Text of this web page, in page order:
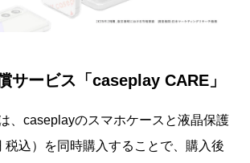
サービス「caseplay CARE」
、caseplayのスマホケースと液晶保護
税込）を同時購入することで、購入後